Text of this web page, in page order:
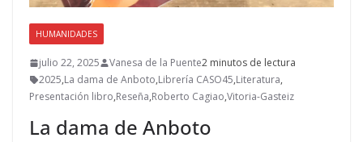
HUMANIDADES
julio 22, 2025 Vanesa de la Puente2 minutos de lectura
2025,La dama de Anboto,Librería CASO45,Literatura,
Presentación libro,Reseña,Roberto Cagiao,Vitoria-Gasteiz
La dama de Anboto